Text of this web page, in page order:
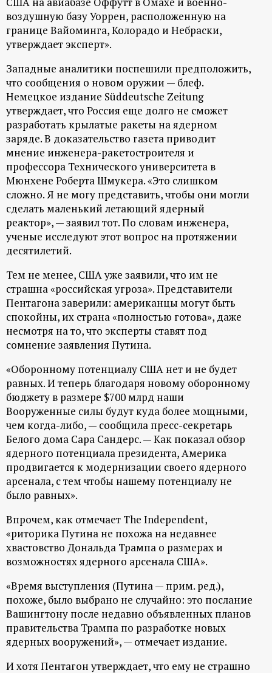
воздушную базу Уоррен, расположенную на
границе Вайоминга, Колорадо и Небраски,
утверждает эксперт».
Западные аналитики поспешили предположить,
что сообщения о новом оружии — блеф.
Немецкое издание Süddeutsche Zeitung
утверждает, что Россия еще долго не сможет
разработать крылатые ракеты на ядерном
заряде. В доказательство газета приводит
мнение инженера-ракетостроителя и
профессора Технического университета в
Мюнхене Роберта Шмукера. «Это слишком
сложно. Я не могу представить, чтобы они могли
сделать маленький летающий ядерный
реактор», — заявил тот. По словам инженера,
ученые исследуют этот вопрос на протяжении
десятилетий.
Тем не менее, США уже заявили, что им не
страшна «российская угроза». Представители
Пентагона заверили: американцы могут быть
спокойны, их страна «полностью готова», даже
несмотря на то, что эксперты ставят под
сомнение заявления Путина.
«Оборонному потенциалу США нет и не будет
равных. И теперь благодаря новому оборонному
бюджету в размере $700 млрд наши
Вооруженные силы будут куда более мощными,
чем когда-либо, — сообщила пресс-секретарь
Белого дома Сара Сандерс. — Как показал обзор
ядерного потенциала президента, Америка
продвигается к модернизации своего ядерного
арсенала, с тем чтобы нашему потенциалу не
было равных».
Впрочем, как отмечает The Independent,
«риторика Путина не похожа на недавнее
хвастовство Дональда Трампа о размерах и
возможностях ядерного арсенала США».
«Время выступления (Путина — прим. ред.),
похоже, было выбрано не случайно: это послание
Вашингтону после недавно объявленных планов
правительства Трампа по разработке новых
ядерных вооружений», — отмечает издание.
И хотя Пентагон утверждает, что ему не страшно